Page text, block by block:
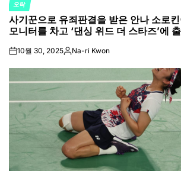
POSTED
IN
오락
사기꾼으로 유죄판결을 받은 안나 소로
모니터를 차고 ‘댄싱 위드 더 스타즈’에
on10월 30, 2025Posted
Na-ri Kwon